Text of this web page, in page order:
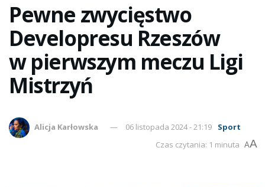
Pewne zwycięstwo
Developresu Rzeszów
w pierwszym meczu Ligi
Mistrzyń
Alicja Karłowska 06 listopada 2024 - 21:19
Sport
Czas czytania: 1 minuta AA